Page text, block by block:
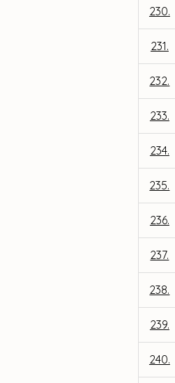
230.
231.
232.
233.
234.
235.
236.
237.
238.
239.
240.